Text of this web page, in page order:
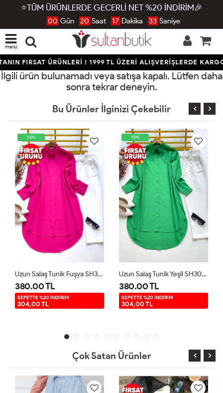
⭐TÜM ÜRÜNLERDE GECERLİ NET %20 İNDİRİM🎉
00 Gün 20 Saat 17 Dakika 33 Saniye
menü
FIRSAT ÜRÜNLERİ ! 1999 TL ÜZERİ ALIŞVERİŞLERDE
İlgili ürün bulunamadı veya satışa kapalı. Lütfen daha
sonra tekrar deneyin.
Bu Ürünler İlginizi Çekebilir
YENİ
380.00 TL
SEPETTE %20 İNDİRİM
304,00 TL
YENİ
380.00 TL
SEPETTE %20 İNDİRİM
304,00 TL
Çok Satan Ürünler